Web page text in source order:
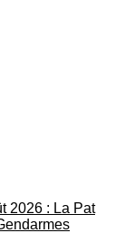
2026 : La Pat